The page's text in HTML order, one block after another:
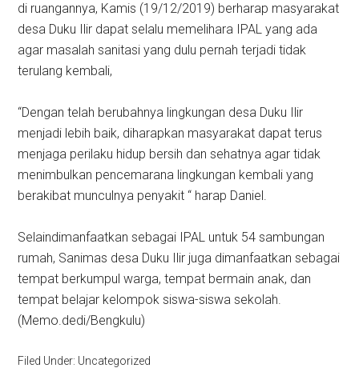
di ruangannya, Kamis (19/12/2019) berharap masyarakat
desa Duku Ilir dapat selalu memelihara IPAL yang ada
agar masalah sanitasi yang dulu pernah terjadi tidak
terulang kembali,
“Dengan telah berubahnya lingkungan desa Duku Ilir
menjadi lebih baik, diharapkan masyarakat dapat terus
menjaga perilaku hidup bersih dan sehatnya agar tidak
menimbulkan pencemarana lingkungan kembali yang
berakibat munculnya penyakit “ harap Daniel.
Selaindimanfaatkan sebagai IPAL untuk 54 sambungan
rumah, Sanimas desa Duku Ilir juga dimanfaatkan sebagai
tempat berkumpul warga, tempat bermain anak, dan
tempat belajar kelompok siswa-siswa sekolah.
(Memo.dedi/Bengkulu)
Filed Under: Uncategorized